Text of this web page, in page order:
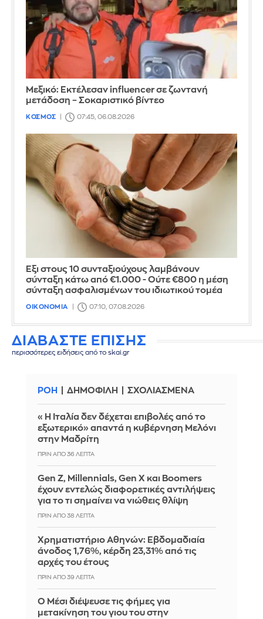
Μεξικό: Εκτέλεσαν influencer σε ζωντανή
μετάδοση – Σοκαριστικό βίντεο
ΚΟΣΜΟΣ 07:45, 06.08.2026
Έξι στους 10 συνταξιούχους λαμβάνουν
σύνταξη κάτω από €1.000 - Ούτε €800 η μέση
σύνταξη ασφαλισμένων του ιδιωτικού τομέα
ΟΙΚΟΝΟΜΙΑ 07:10, 07.08.2026
ΔΙΑΒΑΣΤΕ ΕΠΙΣΗΣ
περισσότερες ειδήσεις από το skai.gr
ΡΟΗ ΔΗΜΟΦΙΛΗ ΣΧΟΛΙΑΣΜΕΝΑ
«Η Ιταλία δεν δέχεται επιβολές από το
εξωτερικό» απαντά η κυβέρνηση Μελόνι
στην Μαδρίτη
ΠΡΙΝ ΑΠΌ 36 ΛΕΠΤΆ
Gen Z, Millennials, Gen X και Boomers
έχουν εντελώς διαφορετικές αντιλήψεις
για το τι σημαίνει να νιώθεις θλίψη
ΠΡΙΝ ΑΠΌ 38 ΛΕΠΤΆ
Χρηματιστήριο Αθηνών: Εβδομαδιαία
άνοδος 1,76%, κέρδη 23,31% από τις
αρχές του έτους
ΠΡΙΝ ΑΠΌ 39 ΛΕΠΤΆ
Ο Μέσι διέψευσε τις φήμες για
μετακίνηση του γιου του στην